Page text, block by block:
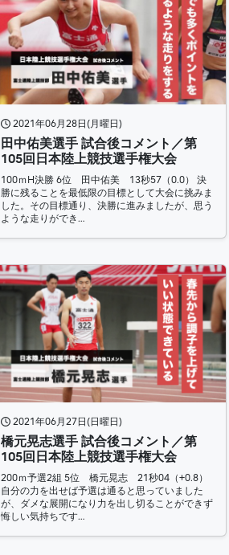
2021年06月28日(月曜日)
田中佑美選手 試合後コメント／第
105回日本陸上競技選手権大会
100ｍH決勝 6位 田中佑美 13秒57（0.0） 決
勝に残ることを最低限の目標として大会に挑みま
した。その目標通り、決勝に進みましたが、思う
ような走りができ…
2021年06月27日(日曜日)
橋元晃志選手 試合後コメント／第
105回日本陸上競技選手権大会
200ｍ予選2組 5位 橋元晃志 21秒04（+0.8）
自分の力を出せば予選は通ると思っていました
が、ダメな展開になり力を出し切ることができず
悔しい気持ちです…